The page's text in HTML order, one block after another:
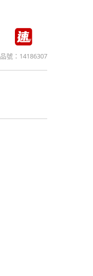
品號： 14186307